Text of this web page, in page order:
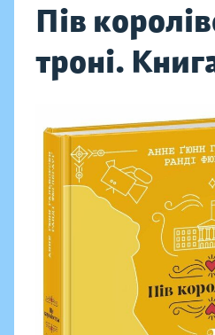
Пів
троні.